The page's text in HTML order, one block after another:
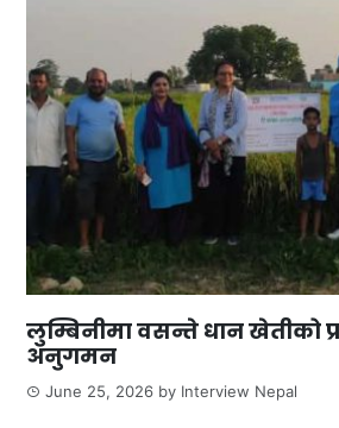
लुम्बिनीमा वसन्ते धान खेतीको
अनुगमन
June 25, 2026 by Interview Nepal